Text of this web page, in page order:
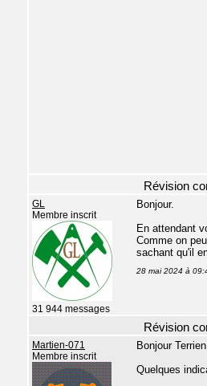
Révision
GL
Membre inscrit
31 944 messages
Bonjour.
En attendant
Comme on
sachant qu'il
28 mai 2024 à
Révision
Martien-071
Membre inscrit
Bonjour
Quelques